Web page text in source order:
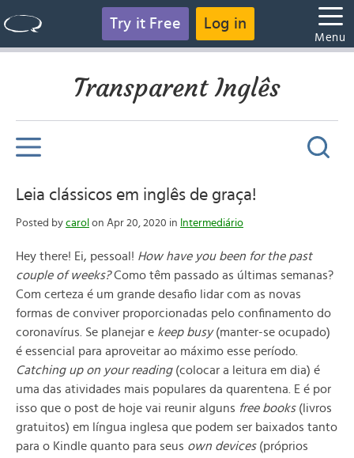
Try it Free Log in
Menu
Transparent Inglês
Leia clássicos em inglês de graça!
Posted by carol on Apr 20, 2020 in Intermediário
Hey there! Ei, pessoal! How have you been for the past
couple of weeks?Como têm passado as últimas semanas?
Com certeza é um grande desafio lidar com as novas
formas de conviver proporcionadas pelo confinamento do
coronavírus. Se planejar e keep busy(manter-se ocupado)
é essencial para aproveitar ao máximo esse período.
Catching up on your reading(colocar a leitura em dia) é
uma das atividades mais populares da quarentena. E é por
isso que o post de hoje vai reunir alguns free books(livros
gratuitos) em língua inglesa que podem ser baixados tanto
para o Kindle quanto para seus own devices(próprios